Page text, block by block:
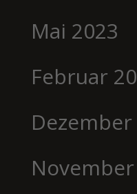
Mai 2023
Februar
Dezember